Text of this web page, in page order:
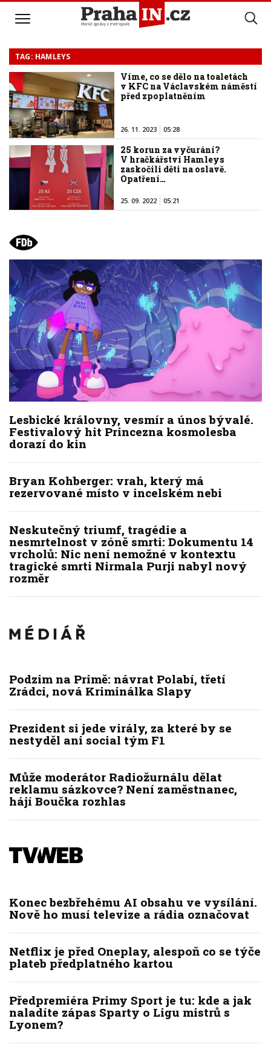
TAG: HAMLEYS
Víme, co se dělo na toaletách
v KFC na Václavském náměstí
před zpoplatněním
26. 11. 2023 05:28
25 korun za vyčurání?
V hračkářství Hamleys
zaskočili děti na oslavě.
Opatření…
25. 09. 2022 05:21
Lesbické královny, vesmír a únos bývalé.
Festivalový hit Princezna kosmolesba
dorazí do kin
Bryan Kohberger: vrah, který má
rezervované místo v incelském nebi
Neskutečný triumf, tragédie a
nesmrtelnost v zóně smrti: Dokumentu 14
vrcholů: Nic není nemožné v kontextu
tragické smrti Nirmala Purji nabyl nový
rozměr
Podzim na Primě: návrat Polabí, třetí
Zrádci, nová Kriminálka Slapy
Prezident si jede virály, za které by se
nestyděl ani social tým F1
Může moderátor Radiožurnálu dělat
reklamu sázkovce? Není zaměstnanec,
hájí Boučka rozhlas
Konec bezbřehému AI obsahu ve vysílání.
Nově ho musí televize a rádia označovat
Netflix je před Oneplay, alespoň co se týče
plateb předplatného kartou
Předpremiéra Primy Sport je tu: kde a jak
naladíte zápas Sparty o Ligu mistrů s
Lyonem?